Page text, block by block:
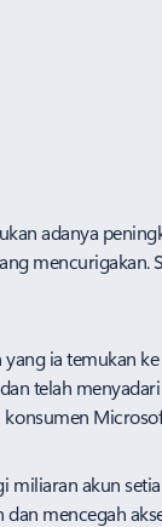
adanya
mencurigakan.
ia temukan
telah
konsumen
akun
mencegah